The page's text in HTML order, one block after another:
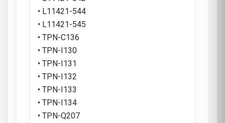
• L11421-544
• L11421-545
• TPN-C136
• TPN-I130
• TPN-I131
• TPN-I132
• TPN-I133
• TPN-I134
• TPN-Q207